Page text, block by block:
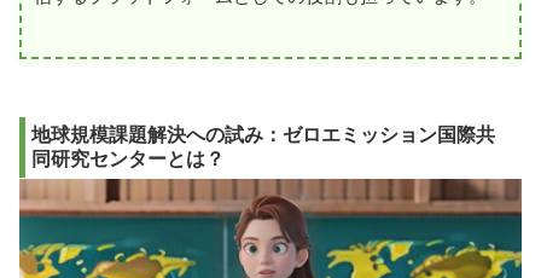
地球規模課題解決への試み：ゼロエミッション国際共
同研究センターとは？